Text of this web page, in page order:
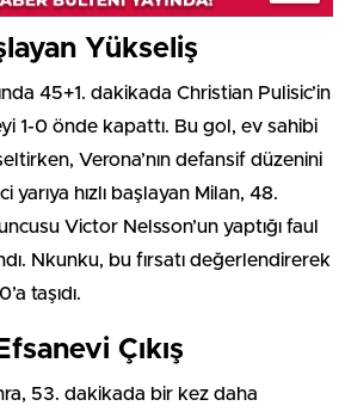
Yükseliş
45+1. dakikada Christian Pulisic’in
1-0 önde kapattı. Bu gol, ev sahibi
Verona’nın defansif düzenini
yarıya hızlı başlayan Milan, 48.
Victor Nelsson’un yaptığı faul
Nkunku, bu fırsatı değerlendirerek
taşıdı.
Çıkış
53. dakikada bir kez daha